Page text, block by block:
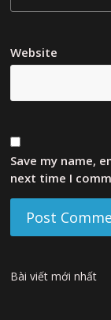
Website
Save my name,
next time I
Bài viết mới nhất